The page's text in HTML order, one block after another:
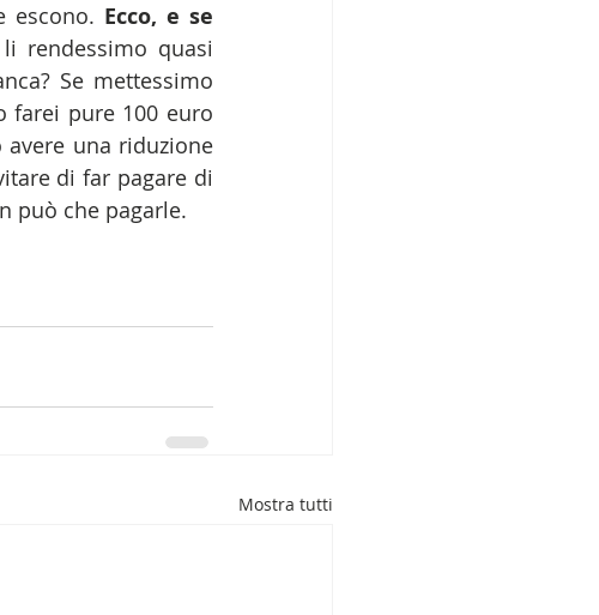
escono. Ecco, e se
rendessimo quasi
Se mettessimo
farei pure 100 euro
una riduzione
di far pagare di
può che pagarle.
Mostra tutti